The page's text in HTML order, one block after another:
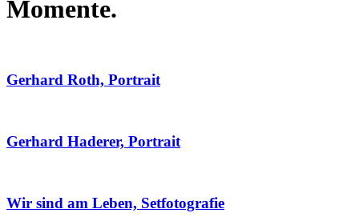
Momente.
Gerhard Roth, Portrait
Gerhard Haderer, Portrait
Wir sind am Leben, Setfotografie